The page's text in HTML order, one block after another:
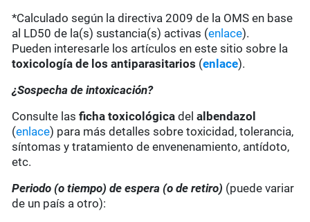
*Calculado según la directiva 2009 de la OMS en base
al LD50 de la(s) sustancia(s) activas (enlace).
Pueden interesarle los artículos en este sitio sobre la
toxicología de los antiparasitarios (enlace).
¿Sospecha de intoxicación?
Consulte lasficha toxicológica delalbendazol
(enlace) para más detalles sobre toxicidad, tolerancia,
síntomas y tratamiento de envenenamiento, antídoto,
etc.
Periodo (o tiempo) de espera (o de retiro) (puede variar
de un país a otro):